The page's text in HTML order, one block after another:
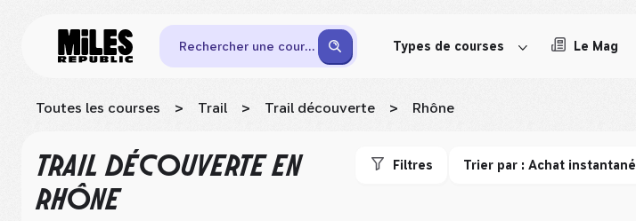
Rechercher une course Types de courses Le Mag
Toutes les courses > Trail > Trail découverte > Rhône
TRAIL DÉCOUVERTEEN
RHÔNE
Filtres Trier par : Achat instantané